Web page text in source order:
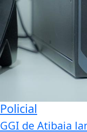
Policial
GGI de Atibaia